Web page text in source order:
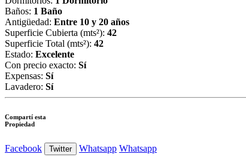
Baños: 1 Baño
Antigüedad: Entre 10 y 20 años
Superficie Cubierta (mts²): 42
Superficie Total (mts²): 42
Estado: Excelente
Con precio exacto: Sí
Expensas: Sí
Lavadero: Sí
Compartí esta
Propiedad
Facebook Twitter Whatsapp Whatsapp